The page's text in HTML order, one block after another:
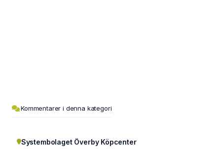
Kommentarer i denna kategori
Systembolaget Överby Köpcenter